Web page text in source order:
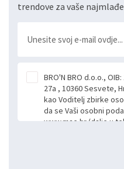
trendove za vaše
BRO'N BRO d.o.o.,
27a , 10360 Sesvete,
kao Voditelj zbirke
da se Vaši osobni
www.mae.hr (dalje u
obrađeni.
slobodno i izričito
obradu Vaših osobnih
putem ovih web